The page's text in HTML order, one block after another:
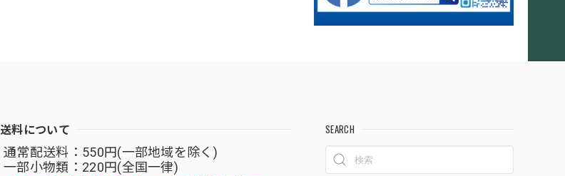
送料について
通常配送料：550円(一部地域を除く)
一部小物類：220円(全国一律)
SEARCH